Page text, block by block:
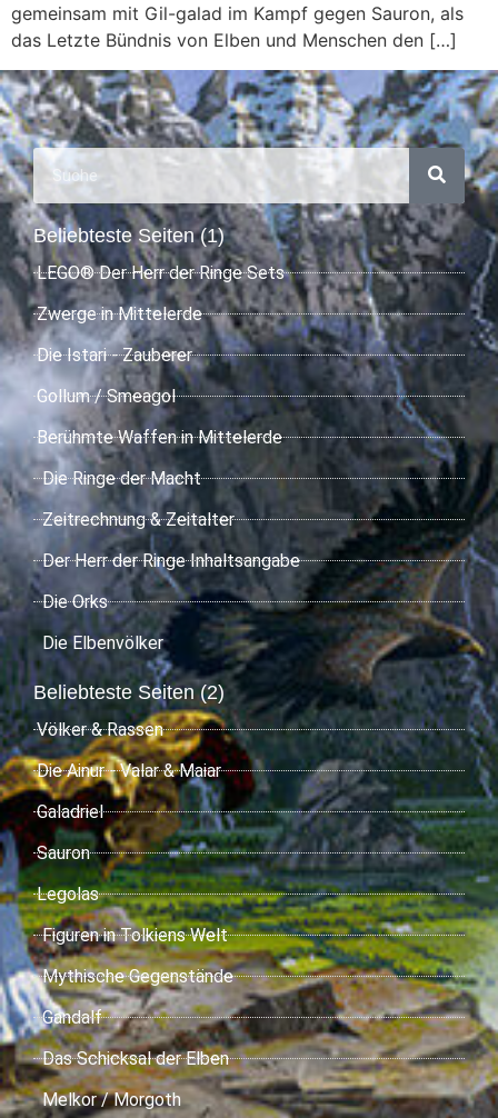
gemeinsam mit Gil-galad im Kampf gegen Sauron, als
das Letzte Bündnis von Elben und Menschen den […]
Beliebteste Seiten (1)
LEGO® Der Herr der Ringe Sets
Zwerge in Mittelerde
Die Istari - Zauberer
Gollum / Smeagol
Berühmte Waffen in Mittelerde
Die Ringe der Macht
Zeitrechnung & Zeitalter
Der Herr der Ringe Inhaltsangabe
Die Orks
Die Elbenvölker
Beliebteste Seiten (2)
Völker & Rassen
Die Ainur - Valar & Maiar
Galadriel
Sauron
Legolas
Figuren in Tolkiens Welt
Mythische Gegenstände
Gandalf
Das Schicksal der Elben
Melkor / Morgoth